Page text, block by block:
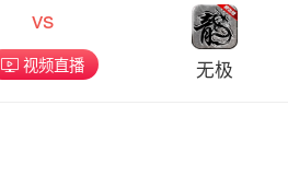
vs
视频直播 无极